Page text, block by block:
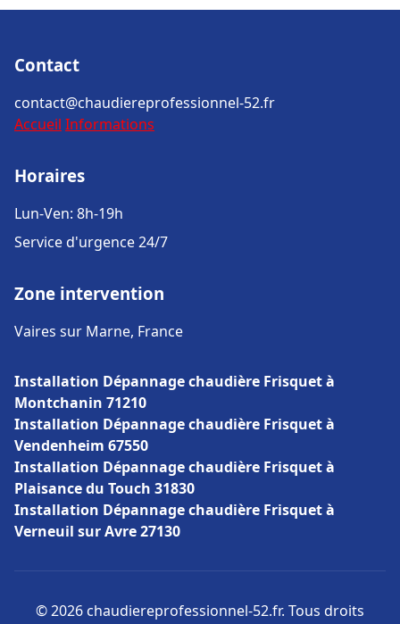
Contact
contact@chaudiereprofessionnel-52.fr
Accueil Informations
Horaires
Lun-Ven: 8h-19h
Service d'urgence 24/7
Zone intervention
Vaires sur Marne, France
Installation Dépannage chaudière Frisquet à
Montchanin 71210
Installation Dépannage chaudière Frisquet à
Vendenheim 67550
Installation Dépannage chaudière Frisquet à
Plaisance du Touch 31830
Installation Dépannage chaudière Frisquet à
Verneuil sur Avre 27130
© 2026 chaudiereprofessionnel-52.fr. Tous droits